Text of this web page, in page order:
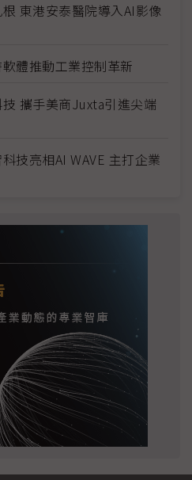
東港安泰醫院導入AI影像
體推動工業控制革新
攜手美商Juxta引進尖端
技亮相AI WAVE 主打企業